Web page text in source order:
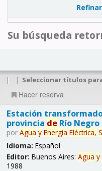
Su búsqueda
| | Seleccionar títulos
Hacer reserva
Estación
provincia deRío Negro
por Agua y Energía Eléctrica,
Idioma: Español
Editor: Buenos Aires: Agua y
1988